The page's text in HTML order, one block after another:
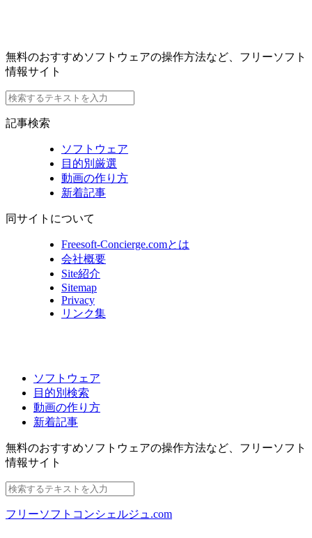
無料のおすすめソフトウェアの操作方法など、フリーソフト
情報サイト
記事検索
ソフトウェア
目的別厳選
動画の作り方
新着記事
同サイトについて
Freesoft-Concierge.comとは
会社概要
Site紹介
Sitemap
Privacy
リンク集
ソフトウェア
目的別検索
動画の作り方
新着記事
無料のおすすめソフトウェアの操作方法など、 フリーソフト
情報サイト
フリーソフトコンシェルジュ.com